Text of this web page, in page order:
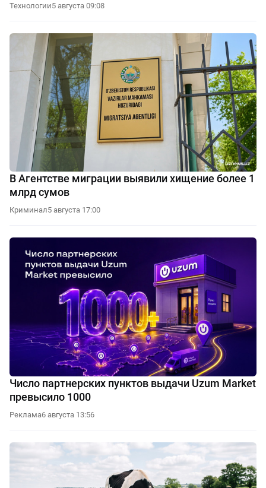
Технологии5 августа 09:08
В Агентстве миграции выявили хищение более 1
млрд сумов
Криминал5 августа 17:00
Число партнерских пунктов выдачи Uzum Market
превысило 1000
Реклама6 августа 13:56